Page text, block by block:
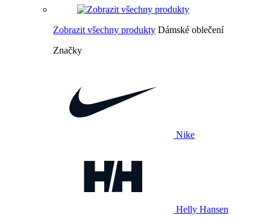
Zobrazit všechny produkty Dámské oblečení
Značky
Nike
Helly Hansen